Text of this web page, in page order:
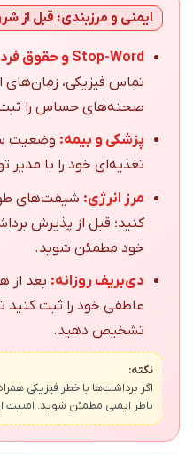
ایمنی و مرزبندی: قبل از
Stop-Word و حقوق فردی:
تماس فیزیکی،
صحنه‌های حساس را
پزشکی و بیمه: وضعیت
تغذیه‌ای خود را با مدیر
مرز انرژی: شیفت‌های
کنید؛ قبل از پذیرش
خود مطمئن شوید.
دی‌بریف روزانه: بعد از
عاطفی خود را ثبت کنید
تشخیص دهید.
نکته:
اگر برداشت‌ها با خطر فیزیکی
ناظر ایمنی مطمئن شوید.